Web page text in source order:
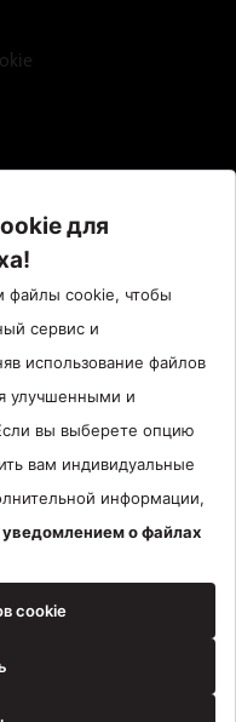
710 06 00
461 97 97
маркой